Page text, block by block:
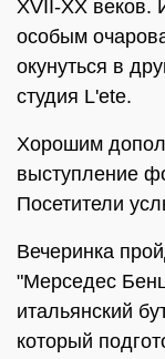
XVII-XX веков.
особым
окунуться в
студия L'ete.
Хорошим
выступление
Посетители
Вечеринка
"Мерседес
итальянский
который